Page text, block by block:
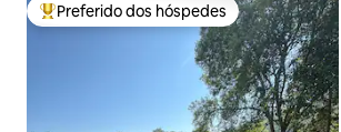
Entre os melhores preferidos dos hóspedes
Preferido dos hóspedes